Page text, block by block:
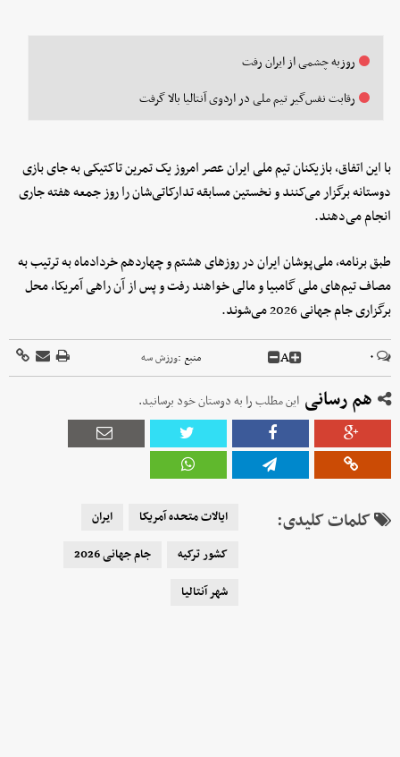
روزبه چشمی از ایران رفت
رقابت نفس‌گیر تیم ملی در اردوی آنتالیا بالا گرفت
با این اتفاق، بازیکنان تیم ملی ایران عصر امروز یک تمرین تاکتیکی به جای بازی
دوستانه برگزار می‌کنند و نخستین مسابقه تدارکاتی‌شان را روز جمعه هفته جاری
انجام می‌دهند.
طبق برنامه، ملی‌پوشان ایران در روزهای هشتم و چهاردهم خردادماه به ترتیب به
مصاف تیم‌های ملی گامبیا و مالی خواهند رفت و پس از آن راهی آمریکا، محل
برگزاری جام جهانی 2026 می‌شوند.
۰ A منبع :ورزش سه
هم رسانی این مطلب را به دوستان خود برسانید.
کلمات کلیدی: ایالات متحده آمریکا
ایران
کشور ترکیه
جام جهانی 2026
شهر آنتالیا